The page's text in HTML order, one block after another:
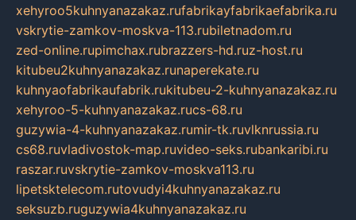
xehyroo5kuhnyanazakaz.rufabrikayfabrikaefabrika.ru
vskrytie-zamkov-moskva-113.rubiletnadom.ru
zed-online.rupimchax.rubrazzers-hd.ruz-host.ru
kitubeu2kuhnyanazakaz.runaperekate.ru
kuhnyaofabrikaufabrik.rukitubeu-2-kuhnyanazakaz.ru
xehyroo-5-kuhnyanazakaz.rucs-68.ru
guzywia-4-kuhnyanazakaz.rumir-tk.ruvlknrussia.ru
cs68.ruvladivostok-map.ruvideo-seks.rubankaribi.ru
raszar.ruvskrytie-zamkov-moskva113.ru
lipetsktelecom.rutovudyi4kuhnyanazakaz.ru
seksuzb.ruguzywia4kuhnyanazakaz.ru